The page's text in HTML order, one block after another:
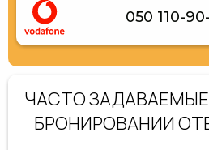
050 110-
ЧАСТО
БРОНИРОВАНИИ